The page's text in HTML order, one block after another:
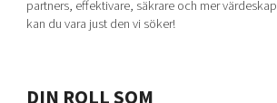
Current offers and activities
partners, effektivare, säkrare och mer
kan du vara just den vi söker!